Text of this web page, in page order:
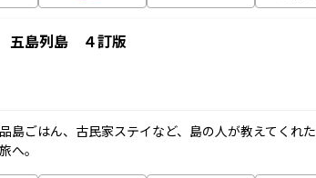
島列島 ４訂版
島ごはん、古民家ステイなど、島の人が教えてくれ
へ。